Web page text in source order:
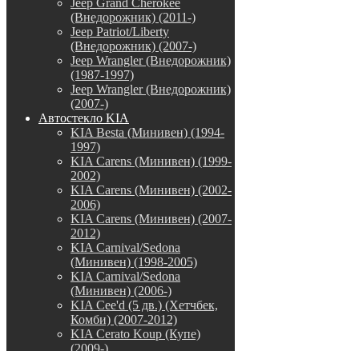
(Внедорожник) (2011-)
Jeep Patriot/Liberty
(Внедорожник) (2007-)
Jeep Wrangler (Внедорожник)
(1987-1997)
Jeep Wrangler (Внедорожник)
(2007-)
Автостекло KIA
KIA Besta (Минивен) (1994-
1997)
KIA Carens (Минивен) (1999-
2002)
KIA Carens (Минивен) (2002-
2006)
KIA Carens (Минивен) (2007-
2012)
KIA Carnival/Sedona
(Минивен) (1998-2005)
KIA Carnival/Sedona
(Минивен) (2006-)
KIA Cee'd (5 дв.) (Хетчбек,
Комби) (2007-2012)
KIA Cerato Koup (Купе)
(2009-)